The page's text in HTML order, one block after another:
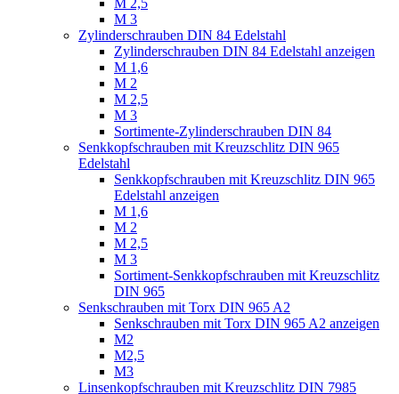
M 3
Zylinderschrauben DIN 84 Edelstahl
Zylinderschrauben DIN 84 Edelstahl anzeigen
M 1,6
M 2
M 2,5
M 3
Sortimente-Zylinderschrauben DIN 84
Senkkopfschrauben mit Kreuzschlitz DIN 965
Edelstahl
Senkkopfschrauben mit Kreuzschlitz DIN 965
Edelstahl anzeigen
M 1,6
M 2
M 2,5
M 3
Sortiment-Senkkopfschrauben mit Kreuzschlitz
DIN 965
Senkschrauben mit Torx DIN 965 A2
Senkschrauben mit Torx DIN 965 A2 anzeigen
M2
M2,5
M3
Linsenkopfschrauben mit Kreuzschlitz DIN 7985